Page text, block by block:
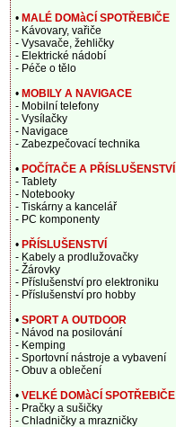
• MALÉ DOMàCÍ SPOTŘEBIČE
- Kávovary, vařiče
- Vysavače, žehličky
- Elektrické nádobí
- Péče o tělo
• MOBILY A NAVIGACE
- Mobilní telefony
- Vysílačky
- Navigace
- Zabezpečovací technika
• POČÍTAČE A PŘÍSLUŠENSTVÍ
- Tablety
- Notebooky
- Tiskárny a kancelář
- PC komponenty
• PŘÍSLUŠENSTVÍ
- Kabely a prodlužovačky
- Žárovky
- Příslušenství pro elektroniku
- Příslušenství pro hobby
• SPORT A OUTDOOR
- Návod na posilování
- Kemping
- Sportovní nástroje a vybavení
- Obuv a oblečení
• VELKÉ DOMàCÍ SPOTŘEBIČE
- Pračky a sušičky
- Chladničky a mrazničky